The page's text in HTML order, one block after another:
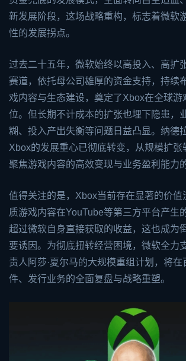
新发展阶段，这场战略重构，标志着微软
性的发展拐点。
过去二十五年，微软始终以高投入、高扩
赛道，依托母公司雄厚的资金支持，持续
戏内容与生态建设，奠定了Xbox在全球游
位。但长期不计成本的扩张也埋下隐患，
糊、投入产出失衡等问题日益凸显。纳德
Xbox的发展重心已彻底转变，从规模扩张
聚焦游戏内容的高效变现与业务盈利能力
值得关注的是，Xbox当前存在显著的价值
质游戏内容在YouTube等第三方平台产生
超过微软自身直接获取的收益，这也成为
要诱因。为彻底扭转经营困境，微软全力
责人阿莎·夏尔马的大规模重组计划，将在
件、发行业务的全面复盘与战略重塑。